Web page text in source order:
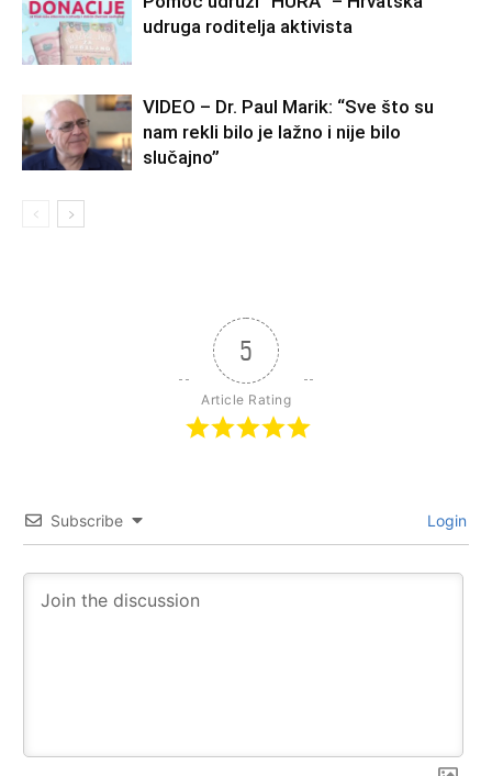
udruga roditelja aktivista
VIDEO – Dr. Paul Marik: “Sve što su
nam rekli bilo je lažno i nije bilo
slučajno”
5
Article Rating
Subscribe Login